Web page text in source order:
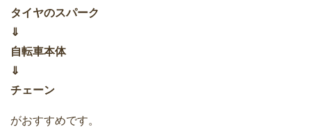
タイヤのスパーク
⇓
自転車本体
⇓
チェーン
がおすすめです。